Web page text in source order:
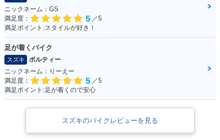
ニックネーム：GS
満足度：
5 ／5
満足ポイント:スタイルが好き！
足が着くバイク
スズキ
ボルティー
ニックネーム：りーえー
満足度：
5 ／5
満足ポイント:足が着くので安心
スズキのバイクレビューを見る